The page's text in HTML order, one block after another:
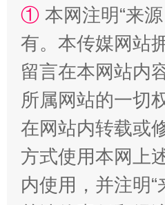
解纷+调解+退费，一次
① 本网注明“来
有。本传媒网站
留言在本网站内
所属网站的一切
在网站内转载或
方式使用本网上
内使用，并注明